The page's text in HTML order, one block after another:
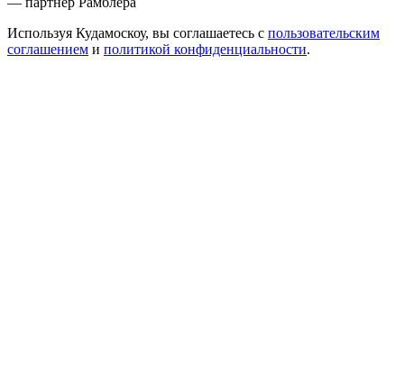
Используя Кудамоскоу, вы соглашаетесь с пользовательским
соглашением и политикой конфиденциальности.